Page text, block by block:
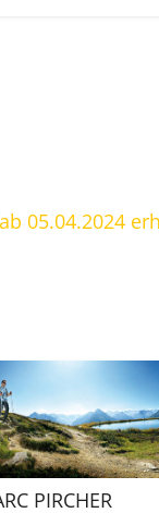
05.04.2024
PIRCHER